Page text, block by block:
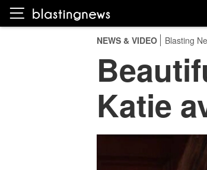
NEWS & VIDEO Blasting
Katie